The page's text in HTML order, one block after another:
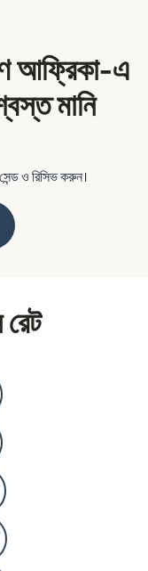
আফ্রিকা-এ
মানি
ও রিসিভ করুন।